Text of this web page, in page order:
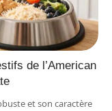
de l’American
et son caractère